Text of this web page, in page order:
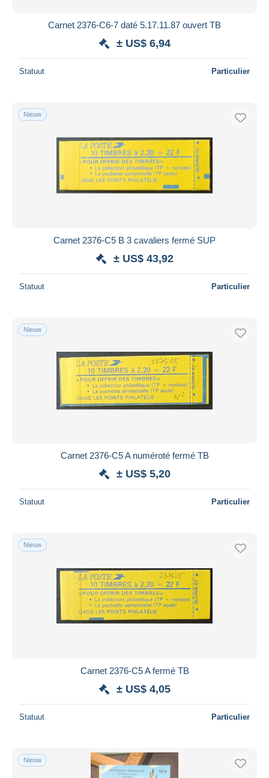
Carnet 2376-C6-7 daté 5.17.11.87 ouvert TB
± US$ 6,94
Statuut Particulier
Nieuw
Carnet 2376-C5 B 3 cavaliers fermé SUP
± US$ 43,92
Statuut Particulier
Nieuw
Carnet 2376-C5 A numéroté fermé TB
± US$ 5,20
Statuut Particulier
Nieuw
Carnet 2376-C5 A fermé TB
± US$ 4,05
Statuut Particulier
Nieuw